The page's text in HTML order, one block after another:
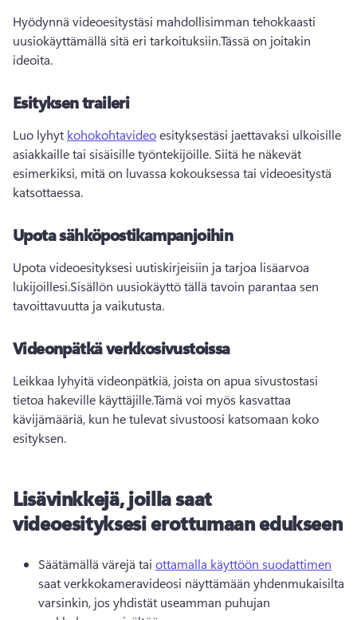
Hyödynnä videoesitystäsi mahdollisimman tehokkaasti
uusiokäyttämällä sitä eri tarkoituksiin.Tässä on joitakin
ideoita.
Esityksen traileri
Luo lyhyt kohokohtavideo esityksestäsi jaettavaksi ulkoisille
asiakkaille tai sisäisille työntekijöille. Siitä he näkevät
esimerkiksi, mitä on luvassa kokouksessa tai videoesitystä
katsottaessa.
Upota sähköpostikampanjoihin
Upota videoesityksesi uutiskirjeisiin ja tarjoa lisäarvoa
lukijoillesi.Sisällön uusiokäyttö tällä tavoin parantaa sen
tavoittavuutta ja vaikutusta.
Videonpätkä verkkosivustoissa
Leikkaa lyhyitä videonpätkiä, joista on apua sivustostasi
tietoa hakeville käyttäjille.Tämä voi myös kasvattaa
kävijämääriä, kun he tulevat sivustoosi katsomaan koko
esityksen.
Lisävinkkejä, joilla saat
videoesityksesi erottumaan edukseen
Säätämällä värejä tai ottamalla käyttöön suodattimen
saat verkkokameravideosi näyttämään yhdenmukaisilta
varsinkin, jos yhdistät useamman puhujan